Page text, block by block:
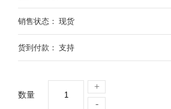
销售状态： 现货
货到付款： 支持
数量
-
+